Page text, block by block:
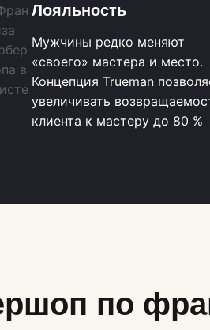
Лояльность
Мужчины редко меняют
«своего» мастера и место.
Концепция Trueman
увеличивать
клиента к мастеру до 80 %
по